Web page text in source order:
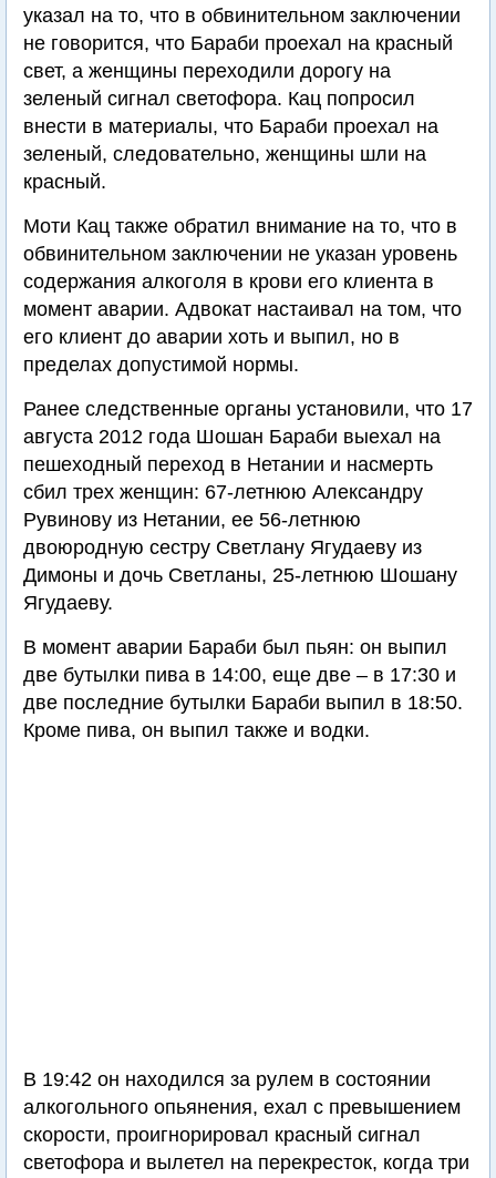
указал на то, что в обвинительном заключении
не говорится, что Бараби проехал на красный
свет, а женщины переходили дорогу на
зеленый сигнал светофора. Кац попросил
внести в материалы, что Бараби проехал на
зеленый, следовательно, женщины шли на
красный.
Моти Кац также обратил внимание на то, что в
обвинительном заключении не указан уровень
содержания алкоголя в крови его клиента в
момент аварии. Адвокат настаивал на том, что
его клиент до аварии хоть и выпил, но в
пределах допустимой нормы.
Ранее следственные органы установили, что 17
августа 2012 года Шошан Бараби выехал на
пешеходный переход в Нетании и насмерть
сбил трех женщин: 67-летнюю Александру
Рувинову из Нетании, ее 56-летнюю
двоюродную сестру Светлану Ягудаеву из
Димоны и дочь Светланы, 25-летнюю Шошану
Ягудаеву.
В момент аварии Бараби был пьян: он выпил
две бутылки пива в 14:00, еще две – в 17:30 и
две последние бутылки Бараби выпил в 18:50.
Кроме пива, он выпил также и водки.
В 19:42 он находился за рулем в состоянии
алкогольного опьянения, ехал с превышением
скорости, проигнорировал красный сигнал
светофора и вылетел на перекресток, когда три